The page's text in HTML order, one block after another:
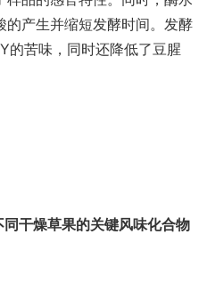
产生并缩短发酵时间。发酵
的苦味，同时还降低了豆腥
干燥草果的关键风味化合物